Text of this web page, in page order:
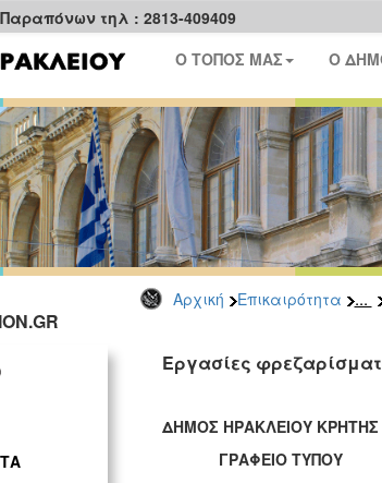
τηλ : 2813-409409
Ο ΤΟΠΟΣ ΜΑΣ Ο
Αρχική Επικαιρότητα ...
Εργασίες
ΔΗΜΟΣ ΗΡΑΚΛΕΙΟΥ ΚΡΗΤΗΣ
ΓΡΑΦΕΙΟ ΤΥΠΟΥ